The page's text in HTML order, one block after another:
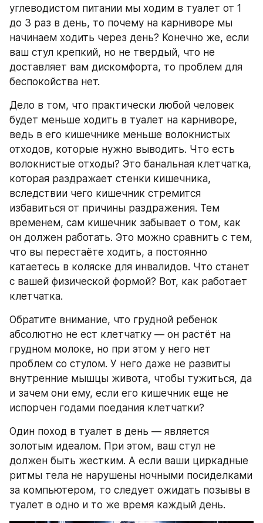
углеводистом питании мы ходим в туалет от 1
до 3 раз в день, то почему на карниворе мы
начинаем ходить через день? Конечно же, если
ваш стул крепкий, но не твердый, что не
доставляет вам дискомфорта, то проблем для
беспокойства нет.
Дело в том, что практически любой человек
будет меньше ходить в туалет на карниворе,
ведь в его кишечнике меньше волокнистых
отходов, которые нужно выводить. Что есть
волокнистые отходы? Это банальная клетчатка,
которая раздражает стенки кишечника,
вследствии чего кишечник стремится
избавиться от причины раздражения. Тем
временем, сам кишечник забывает о том, как
он должен работать. Это можно сравнить с тем,
что вы перестаёте ходить, а постоянно
катаетесь в коляске для инвалидов. Что станет
с вашей физической формой? Вот, как работает
клетчатка.
Обратите внимание, что грудной ребенок
абсолютно не ест клетчатку — он растёт на
грудном молоке, но при этом у него нет
проблем со стулом. У него даже не развиты
внутренние мышцы живота, чтобы тужиться, да
и зачем они ему, если его кишечник еще не
испорчен годами поедания клетчатки?
Один поход в туалет в день — является
золотым идеалом. При этом, ваш стул не
должен быть жестким. А если ваши циркадные
ритмы тела не нарушены ночными посиделками
за компьютером, то следует ожидать позывы в
туалет в одно и то же время каждый день.